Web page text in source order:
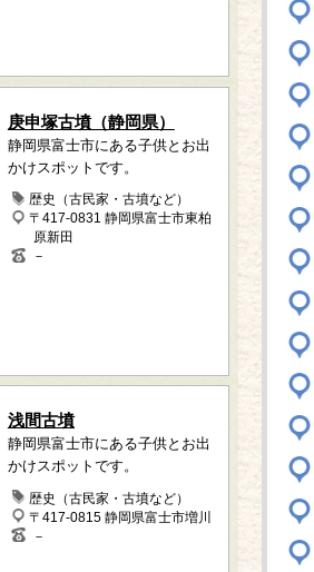
庚申塚古墳（静岡県）
静岡県富士市にある子供とお出
かけスポットです。
歴史（古民家・古墳など）
〒417-0831 静岡県富士市東柏
原新田
－
浅間古墳
静岡県富士市にある子供とお出
かけスポットです。
歴史（古民家・古墳など）
〒417-0815 静岡県富士市増川
－